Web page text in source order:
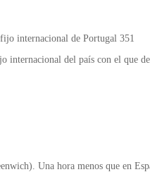
internacional de Portugal 351
del país con el que
Una hora menos que en